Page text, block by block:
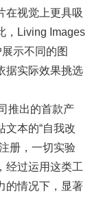
在视觉上更具吸
，Living Images
示不同的图
据实际效果挑选
推出的首款产
文本的“自我改
册，一切实验
经过运用这类工
的情况下，显著